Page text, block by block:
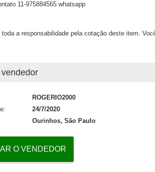
11-975884565 whatsapp
a responsabilidade pela cotação deste item.
ROGERIO2000
24/7/2020
Ourinhos, São Paulo
O VENDEDOR